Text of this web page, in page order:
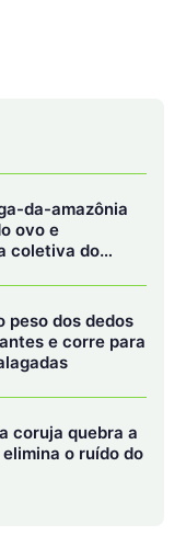
da Amazônia e
afirma Erika
Zona Franca
por
(PPBio),
sua obrigação de